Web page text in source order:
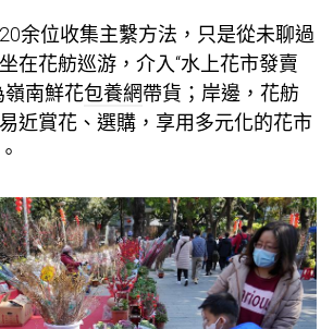
余位收集主繫方法，只是從未聊過
在花舫巡游，介入“水上花市發賣
嶺南鮮花包養網帶貨；岸邊，花舫
近賞花、選購，享用多元化的花市
。